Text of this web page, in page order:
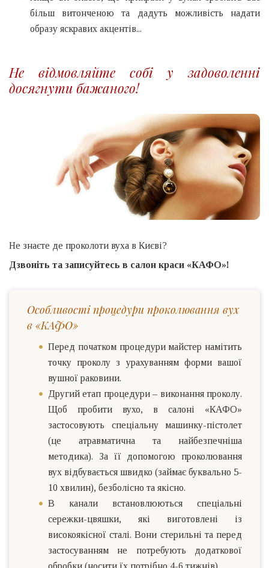
більш витонченою та дадуть можливість надати
образу яскравих акцентів...
Не відмовляйте собі у задоволенні
досягнути бажаного!
Не знаєте де проколоти вуха в Києві?
Дзвоніть та записуйтесь в салон краси «КАФО»!
Особливості процедури проколювання вух
в «КАФО»
Перед початком процедури майстер намітить
точку проколу з урахуванням форми вашої
вушної раковини.
Другий етап процедури – виконання проколу.
Щоб пробити вухо, в салоні «КАФО»
застосовують спеціальну машинку-пістолет
(це атравматична та найбезпечніша
методика). За її допомогою проколювання
вух відбувається швидко (займає буквально 5-
10 хвилин), безболісно та якісно.
В канали встановлюються спеціальні
сережки-цвяшки, які виготовлені із
високоякісної сталі. Вони стерильні та перед
застосуванням не потребують додаткової